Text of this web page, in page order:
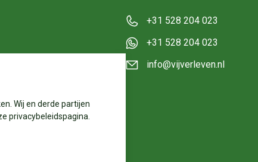
+31 528 204 023
+31 528 204 023
info@vijverleven.nl
Wij en derde partijen
privacybeleidspagina.